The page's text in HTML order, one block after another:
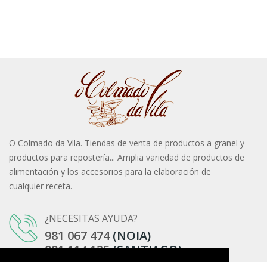
O Colmado da Vila. Tiendas de venta de productos a granel y
productos para repostería... Amplia variedad de productos de
alimentación y los accesorios para la elaboración de
cualquier receta.
¿NECESITAS AYUDA?
981 067 474(NOIA)
981 114 125(SANTIAGO)